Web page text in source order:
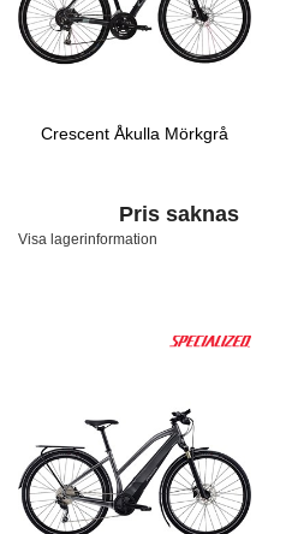
Crescent Åkulla Mörkgrå
Pris saknas
Visa lagerinformation